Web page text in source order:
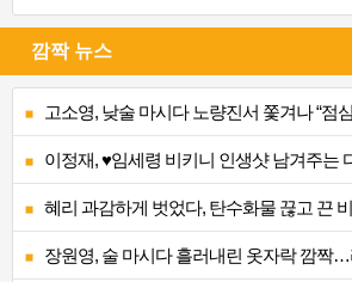
깜짝 뉴스
고소영, 낮술 마시다 노량진서 쫓겨나 “점
이정재, ♥임세령 비키니 인생샷 남겨주는
혜리 과감하게 벗었다, 탄수화물 끊고 끈
장원영, 술 마시다 흘러내린 옷자락 깜짝